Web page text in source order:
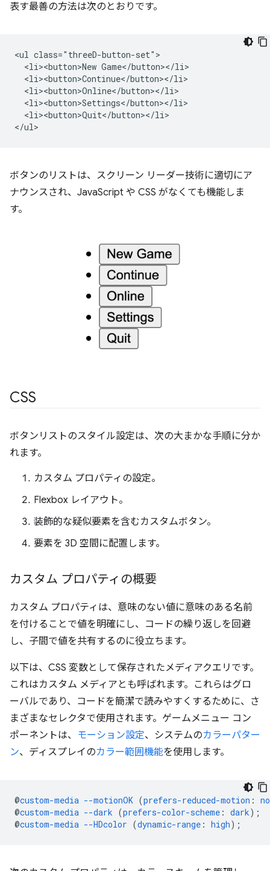
表す最善の方法は次のとおりです。
<ul class="threeD-button-set">
  <li><button>New Game</button></li>
  <li><button>Continue</button></li>
  <li><button>Online</button></li>
  <li><button>Settings</button></li>
  <li><button>Quit</button></li>
ボタンのリストは、スクリーン リーダー技術に適切にア
ナウンスされ、JavaScript や CSS がなくても機能しま
す。
CSS
ボタンリストのスタイル設定は、次の大まかな手順に分か
れます。
カスタム プロパティの設定。
Flexbox レイアウト。
装飾的な疑似要素を含むカスタムボタン。
要素を 3D 空間に配置します。
カスタム プロパティの概要
カスタム プロパティは、意味のない値に意味のある名前
を付けることで値を明確にし、コードの繰り返しを回避
し、子間で値を共有するのに役立ちます。
以下は、CSS 変数として保存されたメディアクエリです。
これはカスタム メディアとも呼ばれます。
これらはグロ
ーバルであり、コードを簡潔で読みやすくするために、さ
まざまなセレクタで使用されます。ゲームメニュー コン
ポーネントは、 モーション設定、システムのカラーパター
ン、ディスプレイのカラー範囲機能を使用します。
@custom-media --motionOK (prefers-reduced-motion :
@custom-media --dark (prefers-color-scheme : dark) ;
@custom-media --HDcolor (dynamic-range : high) ;